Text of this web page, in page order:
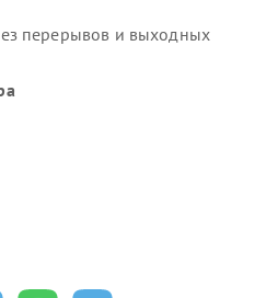
перерывов и выходных